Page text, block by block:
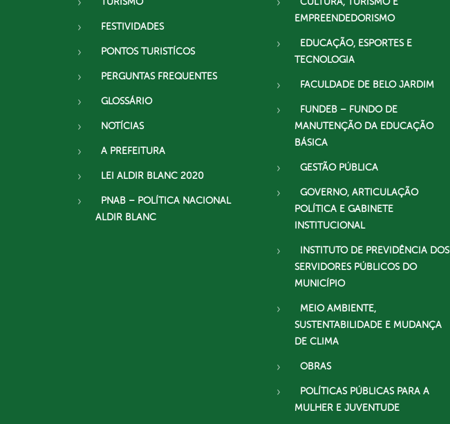
FESTIVIDADES
PONTOS TURISTÍCOS
PERGUNTAS FREQUENTES
GLOSSÁRIO
NOTÍCIAS
A PREFEITURA
LEI ALDIR BLANC 2020
PNAB – POLÍTICA NACIONAL
ALDIR BLANC
EMPREENDEDORISMO
EDUCAÇÃO, ESPORTES E
TECNOLOGIA
FACULDADE DE BELO JARDIM
FUNDEB – FUNDO DE
MANUTENÇÃO DA EDUCAÇÃO
BÁSICA
GESTÃO PÚBLICA
GOVERNO, ARTICULAÇÃO
POLÍTICA E GABINETE
INSTITUCIONAL
INSTITUTO DE PREVIDÊNCIA DOS
SERVIDORES PÚBLICOS DO
MUNICÍPIO
MEIO AMBIENTE,
SUSTENTABILIDADE E MUDANÇA
DE CLIMA
OBRAS
POLÍTICAS PÚBLICAS PARA A
MULHER E JUVENTUDE